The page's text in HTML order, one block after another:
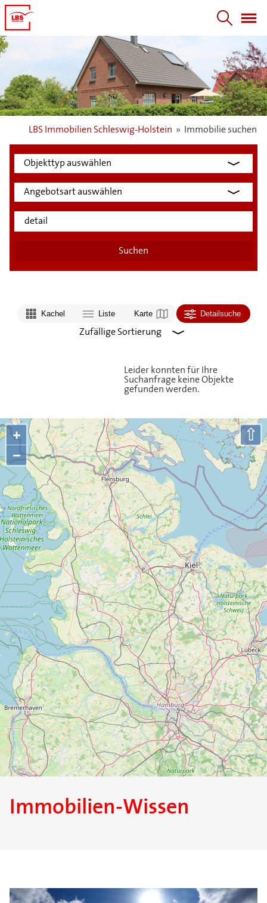
LBS Immobilien Schleswig-Holstein » Immobilie suchen
Kachel Liste Karte Detailsuche
Leider konnten für Ihre
Suchanfrage keine Objekte
gefunden werden.
+
−
⇧
Immobilien-Wissen